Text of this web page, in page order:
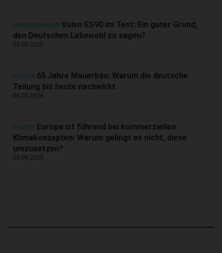
UNTERNEHMEN Volvo ES90 im Test: Ein guter Grund,
den Deutschen Lebewohl zu sagen?
08.08.2026
POLITIK 65 Jahre Mauerbau: Warum die deutsche
Teilung bis heute nachwirkt
08.08.2026
POLITIK Europa ist führend bei kommerziellen
Klimakonzepten: Warum gelingt es nicht, diese
umzusetzen?
08.08.2026